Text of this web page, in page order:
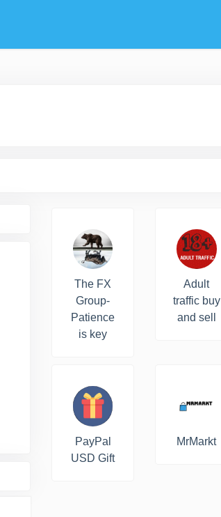
The FX
Group-
Patience
is key
Adult
traffic buy
and sell
PayPal
USD Gift
MrMarkt